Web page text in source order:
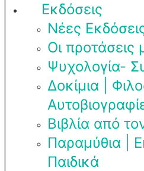
Εκδόσεις
Νέες
Οι προτάσεις
Ψυχολογία-
Δοκίμια |
Βιβλία από
Παραμύθια |
Παιδικά